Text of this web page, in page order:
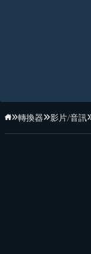
首頁
轉換器 影片/音訊